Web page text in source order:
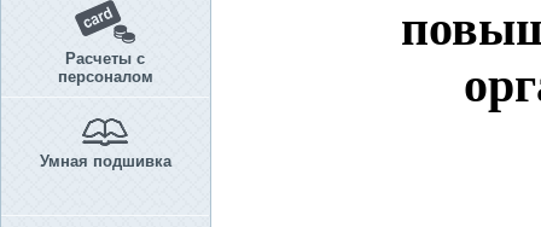
Расчеты с
персоналом
Умная подшивка